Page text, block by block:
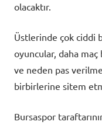
olacaktır.
Üstlerinde çok ciddi
oyuncular, daha
ve neden pas
birbirlerine sitem
Bursaspor